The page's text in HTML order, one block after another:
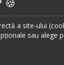
🍪
a site-ului
sau alege